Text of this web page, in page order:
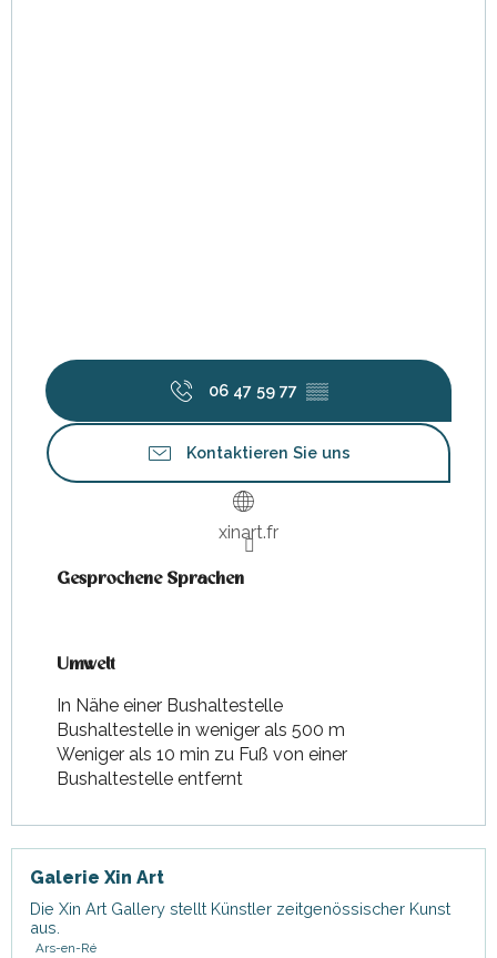
06 47 59 77 ▒▒
Kontaktieren Sie uns
xinart.fr
Gesprochene Sprachen
Gesprochene Sprachen
Umwelt
Umwelt
In Nähe einer Bushaltestelle
Bushaltestelle in weniger als 500 m
Weniger als 10 min zu Fuß von einer
Bushaltestelle entfernt
Galerie Xin Art
Die Xin Art Gallery stellt Künstler zeitgenössischer Kunst
aus.
Ars-en-Ré